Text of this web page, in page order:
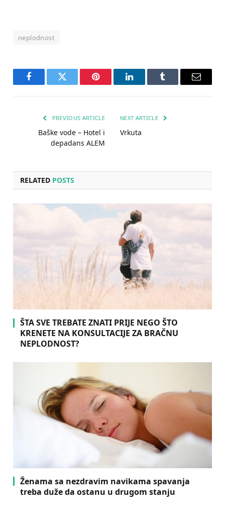
neplodnost
FacebookTwitter Pinterest LinkedInTumblr Email
PREVIOUS ARTICLE
Baške vode – Hotel i
depadans ALEM
NEXT ARTICLE
Vrkuta
RELATED POSTS
ŠTA SVE TREBATE ZNATI PRIJE NEGO ŠTO
KRENETE NA KONSULTACIJE ZA BRAČNU
NEPLODNOST?
Ženama sa nezdravim navikama spavanja
treba duže da ostanu u drugom stanju